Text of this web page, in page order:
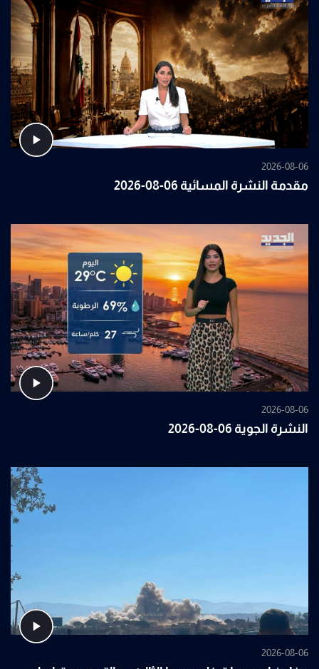
2026-08-06
مقدمة النشرة المسائية 06-08-2026
2026-08-06
النشرة الجوية 06-08-2026
2026-08-06